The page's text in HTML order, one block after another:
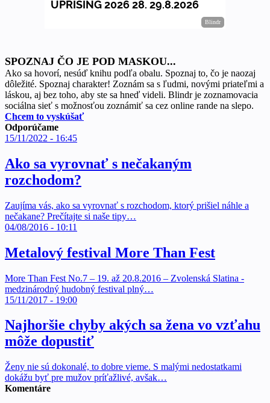
SPOZNAJ ČO JE POD MASKOU...
Ako sa hovorí, nesúď knihu podľa obalu. Spoznaj to, čo je naozaj
dôležité. Spoznaj charakter! Zoznám sa s ľudmi, novými priateľmi a
láskou, aj bez toho, aby ste sa hneď videli. Blindr je zoznamovacia
sociálna sieť s možnosťou zoznámiť sa cez online rande na slepo.
Chcem to vyskúšať
Odporúčame
15/11/2022 - 16:45
Ako sa vyrovnať s nečakaným
rozchodom?
Zaujíma vás, ako sa vyrovnať s rozchodom, ktorý prišiel náhle a
nečakane? Prečítajte si naše tipy…
04/08/2016 - 10:11
Metalový festival More Than Fest
More Than Fest No.7 – 19. až 20.8.2016 – Zvolenská Slatina -
medzinárodný hudobný festival plný…
15/11/2017 - 19:00
Najhoršie chyby akých sa žena vo vzťahu
môže dopustiť
Ženy nie sú dokonalé, to dobre vieme. S malými nedostatkami
dokážu byť pre mužov príťažlivé, avšak…
Komentáre